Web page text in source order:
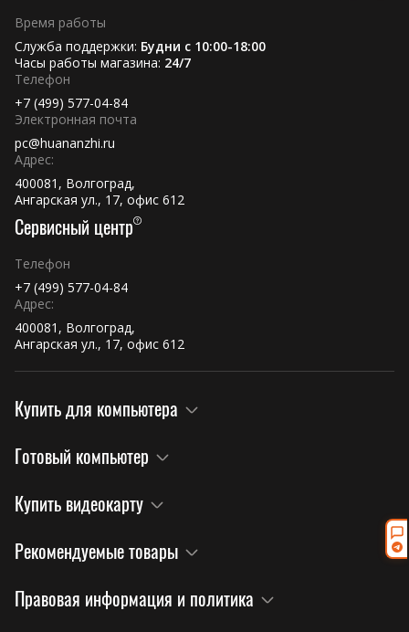
Время работы
Служба поддержки: Будни с 10:00-18:00
Часы работы магазина: 24/7
Телефон
+7 (499) 577-04-84
Электронная почта
pc@huananzhi.ru
Адрес:
400081, Волгоград,
Ангарская ул., 17, офис 612
Сервисный центр
Телефон
+7 (499) 577-04-84
Адрес:
400081, Волгоград,
Ангарская ул., 17, офис 612
Купить для компьютера
Готовый компьютер
Купить видеокарту
Рекомендуемые товары
Правовая информация и политика